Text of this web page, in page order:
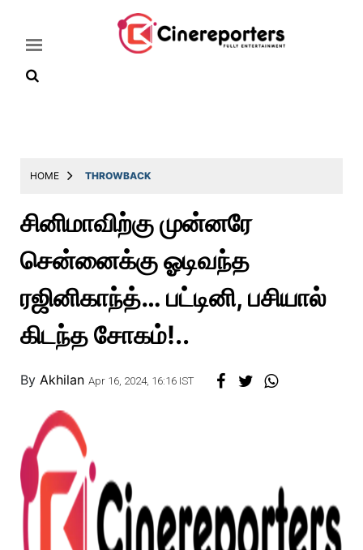
Latest
Throwback
Television
Photos
Story
HOME THROWBACK
சினிமாவிற்கு முன்னரே
சென்னைக்கு ஓடிவந்த
ரஜினிகாந்த்… பட்டினி, பசியால்
கிடந்த சோகம்!..
By Akhilan Apr 16, 2024, 16:16 IST